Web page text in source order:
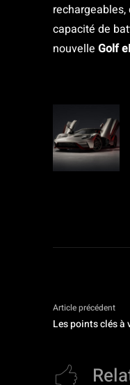
capacité de
nouvelle Golf
Article précédent
Les points clés à